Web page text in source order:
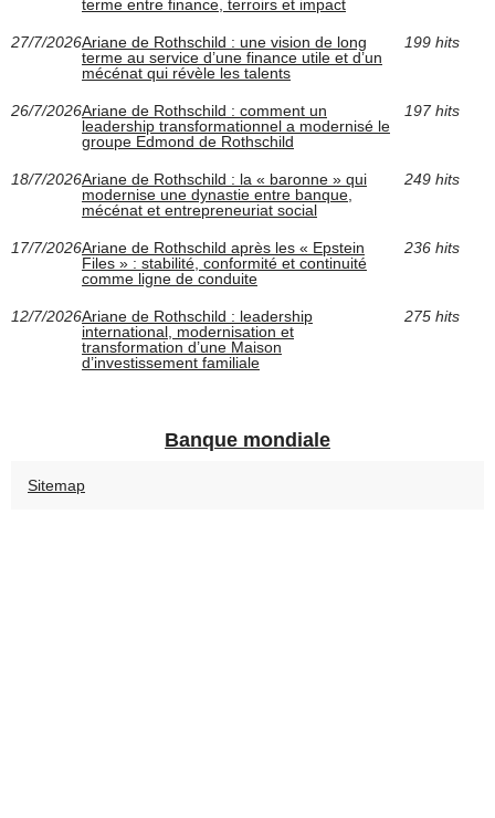
terme entre finance, terroirs et impact
27/7/2026Ariane de Rothschild : une vision de long
terme au service d’une finance utile et d’un
mécénat qui révèle les talents
199 hits
26/7/2026Ariane de Rothschild : comment un
leadership transformationnel a modernisé le
groupe Edmond de Rothschild
197 hits
18/7/2026Ariane de Rothschild : la « baronne » qui
modernise une dynastie entre banque,
mécénat et entrepreneuriat social
249 hits
17/7/2026Ariane de Rothschild après les « Epstein
Files » : stabilité, conformité et continuité
comme ligne de conduite
236 hits
12/7/2026Ariane de Rothschild : leadership
international, modernisation et
transformation d’une Maison
d’investissement familiale
275 hits
Banque mondiale
Sitemap